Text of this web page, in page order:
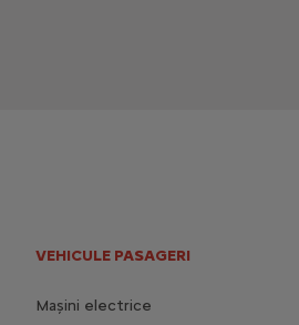
VEHICULE PASAGERI
Mașini electrice